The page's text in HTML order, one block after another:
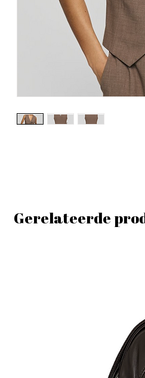
Gerelateerde